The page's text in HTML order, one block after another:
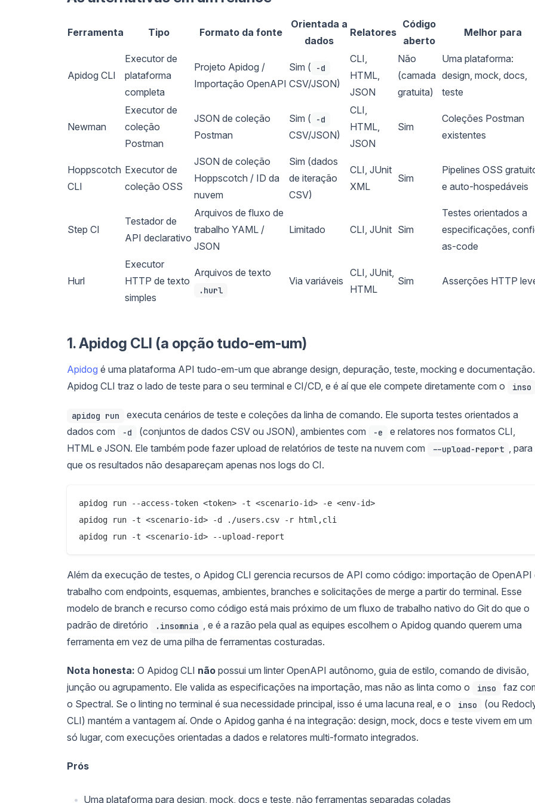
Ferramenta Tipo Formato da fonte
Orientada a
dados
Relatores
Código
aberto
Melhor para
Apidog CLI
Executor de
plataforma
completa
Projeto Apidog /
Importação OpenAPI
Sim ( -d
CSV/JSON)
CLI,
HTML,
JSON
Não
(camada
gratuita)
Uma plataforma:
design, mock, docs,
teste
Newman
Executor de
coleção
Postman
JSON de coleção
Postman
Sim ( -d
CSV/JSON)
CLI,
HTML,
JSON
Sim
Coleções Postman
existentes
Hoppscotch
CLI
Executor de
coleção OSS
JSON de coleção
Hoppscotch / ID da
nuvem
Sim (dados
de iteração
CSV)
CLI, JUnit
XML
Sim
Pipelines OSS
e auto-hospedáveis
Step CI
Testador de
API declarativo
Arquivos de fluxo de
trabalho YAML /
JSON
Limitado CLI, JUnit Sim
Testes orientados a
especificações,
as-code
Hurl
Executor
HTTP de texto
simples
Arquivos de texto
.hurl
Via variáveis
CLI, JUnit,
HTML
Sim Asserções HTTP
1. Apidog CLI (a opção tudo-em-um)
Apidog é uma plataforma API tudo-em-um que abrange design, depuração, teste, mocking e
Apidog CLI traz o lado de teste para o seu terminal e CI/CD, e é aí que ele compete diretamente com o
inso
apidog run
executa cenários de teste e coleções da linha de comando. Ele suporta testes orientados a
dados com
-d (conjuntos de dados CSV ou JSON), ambientes com -e
e relatores nos formatos CLI,
HTML e JSON. Ele também pode fazer upload de relatórios de teste na nuvem com
--upload-report
, para
que os resultados não desapareçam apenas nos logs do CI.
apidog run --access-token <token> -t <scenario-id> -e <env-id>
apidog run -t <scenario-id> -d ./users.csv -r html,cli
Além da execução de testes, o Apidog CLI gerencia recursos de API como código: importação de OpenAPI
trabalho com endpoints, esquemas, ambientes, branches e solicitações de merge a partir do terminal. Esse
modelo de branch e recurso como código está mais próximo de um fluxo de trabalho nativo do Git do que o
padrão de diretório
.insomnia
, e é a razão pela qual as equipes escolhem o Apidog quando querem uma
ferramenta em vez de uma pilha de ferramentas costuradas.
Nota honesta: O Apidog CLI não possui um linter OpenAPI autônomo, guia de estilo, comando de divisão,
junção ou agrupamento. Ele valida as especificações na importação, mas não as linta como o
inso
faz
o Spectral. Se o linting no terminal é sua necessidade principal, isso é uma lacuna real, e o
inso
(ou
CLI) mantém a vantagem aí. Onde o Apidog ganha é na integração: design, mock, docs e teste vivem em um
só lugar, com execuções orientadas a dados e relatores multi-formato integrados.
Prós
Uma plataforma para design, mock, docs e teste, não ferramentas separadas coladas